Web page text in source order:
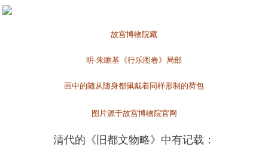
故宫博物院藏
明·朱瞻基《行乐图卷》局部
画中的随从随身都佩戴着同样形制的荷包
图片源于故宫博物院官网
清代的《旧都文物略》中有记载：